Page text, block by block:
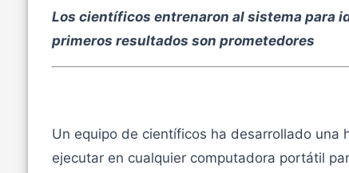
Los científicos entrenaron al sistema para
primeros resultados son prometedores
Un equipo de científicos ha desarrollado
ejecutar en cualquier computadora portátil